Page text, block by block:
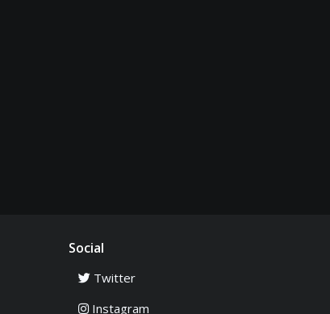
Social
Twitter
Instagram